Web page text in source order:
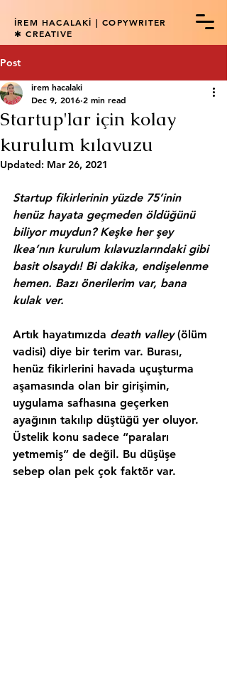
İREM HACALAKİ | COPYWRITER
✱ CREATIVE
Post
Startup'lar için kolay
kurulum kılavuzu
irem hacalaki
Dec 9, 2016 2 min read
Updated: Mar 26, 2021
Startup fikirlerinin yüzde 75’inin
henüz hayata geçmeden öldüğünü
biliyor muydun? Keşke her şey
Ikea’nın kurulum kılavuzlarındaki gibi
basit olsaydı! Bi dakika, endişelenme
hemen. Bazı önerilerim var, bana
kulak ver.
Artık hayatımızda death valley (ölüm
vadisi) diye bir terim var. Burası,
henüz fikirlerini havada uçuşturma
aşamasında olan bir girişimin,
uygulama safhasına geçerken
ayağının takılıp düştüğü yer oluyor.
Üstelik konu sadece “paraları
yetmemiş” de değil. Bu düşüşe
sebep olan pek çok faktör var.